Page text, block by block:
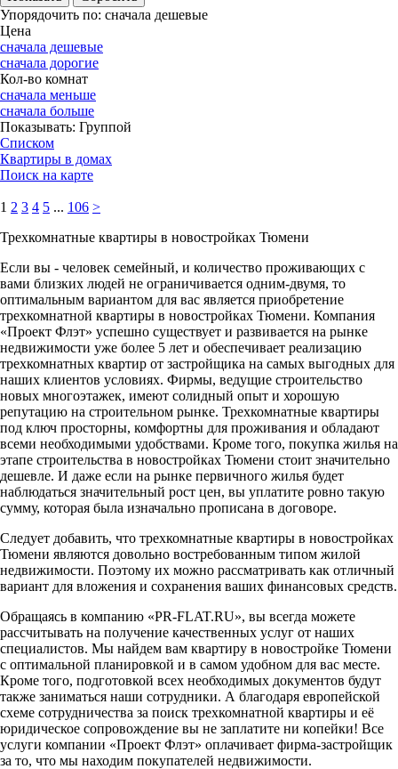
Упорядочить по: сначала дешевые
Цена
сначала дешевые
сначала дорогие
Кол-во комнат
сначала меньше
сначала больше
Показывать: Группой
Списком
Квартиры в домах
Поиск на карте
1 2 3 4 5 ... 106 >
Трехкомнатные квартиры в новостройках Тюмени
Если вы - человек семейный, и количество проживающих с
вами близких людей не ограничивается одним-двумя, то
оптимальным вариантом для вас является приобретение
трехкомнатной квартиры в новостройках Тюмени. Компания
«Проект Флэт» успешно существует и развивается на рынке
недвижимости уже более 5 лет и обеспечивает реализацию
трехкомнатных квартир от застройщика на самых выгодных для
наших клиентов условиях. Фирмы, ведущие строительство
новых многоэтажек, имеют солидный опыт и хорошую
репутацию на строительном рынке. Трехкомнатные квартиры
под ключ просторны, комфортны для проживания и обладают
всеми необходимыми удобствами. Кроме того, покупка жилья на
этапе строительства в новостройках Тюмени стоит значительно
дешевле. И даже если на рынке первичного жилья будет
наблюдаться значительный рост цен, вы уплатите ровно такую
сумму, которая была изначально прописана в договоре.
Следует добавить, что трехкомнатные квартиры в новостройках
Тюмени являются довольно востребованным типом жилой
недвижимости. Поэтому их можно рассматривать как отличный
вариант для вложения и сохранения ваших финансовых средств.
Обращаясь в компанию «PR-FLAT.RU», вы всегда можете
рассчитывать на получение качественных услуг от наших
специалистов. Мы найдем вам квартиру в новостройке Тюмени
с оптимальной планировкой и в самом удобном для вас месте.
Кроме того, подготовкой всех необходимых документов будут
также заниматься наши сотрудники. А благодаря европейской
схеме сотрудничества за поиск трехкомнатной квартиры и её
юридическое сопровождение вы не заплатите ни копейки! Все
услуги компании «Проект Флэт» оплачивает фирма-застройщик
за то, что мы находим покупателей недвижимости.